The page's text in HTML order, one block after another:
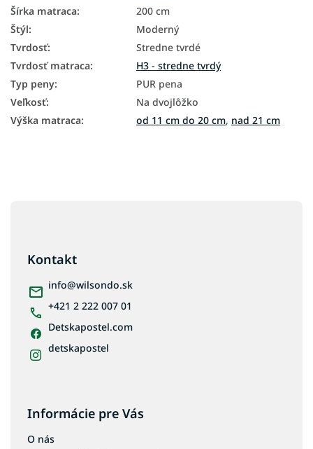
Šírka matraca:
200 cm
Štýl:
Moderný
Tvrdosť:
Stredne tvrdé
Tvrdosť matraca:
H3 - stredne tvrdý
Typ peny:
PUR pena
Veľkosť:
Na dvojlôžko
Výška matraca: od 11 cm do 20 cm, nad 21 cm
Kontakt
info@wilsondo.sk
+421 2 222 007 01
Detskapostel.com
detskapostel
Informácie pre Vás
O nás